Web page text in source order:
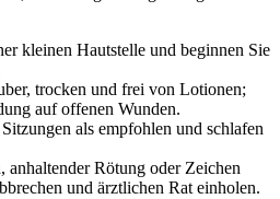
kleinen Hautstelle und beginnen Sie
trocken und frei von‍ Lotionen;
auf⁣ offenen⁣ Wunden.
als ‌empfohlen und‍ schlafen
⁤anhaltender Rötung​ oder Zeichen‌
und ärztlichen ​Rat einholen.